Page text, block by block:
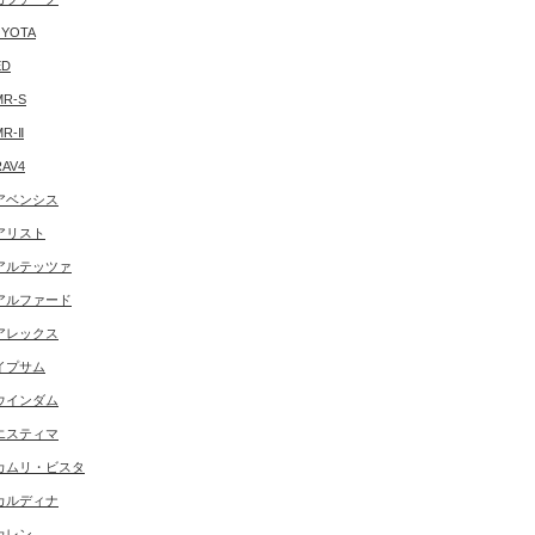
S
Ⅱ
ベンシス
リスト
ルテッツァ
ルファード
レックス
プサム
インダム
スティマ
ムリ・ビスタ
ルディナ